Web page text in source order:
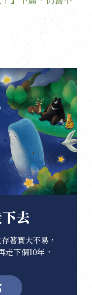
去
著實大不易，
走下個10年。